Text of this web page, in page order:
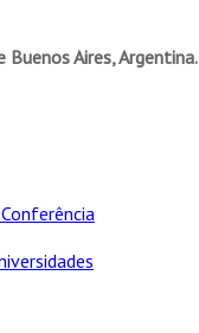
Aires, Argentina.